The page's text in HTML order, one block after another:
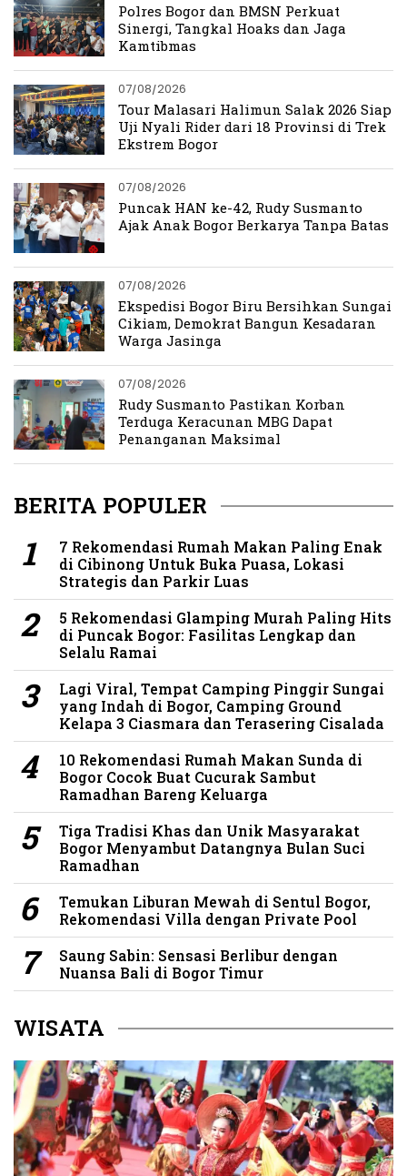
Polres Bogor dan BMSN Perkuat
Sinergi, Tangkal Hoaks dan Jaga
Kamtibmas
07/08/2026
Tour Malasari Halimun Salak 2026 Siap
Uji Nyali Rider dari 18 Provinsi di Trek
Ekstrem Bogor
07/08/2026
Puncak HAN ke-42, Rudy Susmanto
Ajak Anak Bogor Berkarya Tanpa Batas
07/08/2026
Ekspedisi Bogor Biru Bersihkan Sungai
Cikiam, Demokrat Bangun Kesadaran
Warga Jasinga
07/08/2026
Rudy Susmanto Pastikan Korban
Terduga Keracunan MBG Dapat
Penanganan Maksimal
BERITA POPULER
7 Rekomendasi Rumah Makan Paling Enak
di Cibinong Untuk Buka Puasa, Lokasi
Strategis dan Parkir Luas
5 Rekomendasi Glamping Murah Paling Hits
di Puncak Bogor: Fasilitas Lengkap dan
Selalu Ramai
Lagi Viral, Tempat Camping Pinggir Sungai
yang Indah di Bogor, Camping Ground
Kelapa 3 Ciasmara dan Terasering Cisalada
10 Rekomendasi Rumah Makan Sunda di
Bogor Cocok Buat Cucurak Sambut
Ramadhan Bareng Keluarga
Tiga Tradisi Khas dan Unik Masyarakat
Bogor Menyambut Datangnya Bulan Suci
Ramadhan
Temukan Liburan Mewah di Sentul Bogor,
Rekomendasi Villa dengan Private Pool
Saung Sabin: Sensasi Berlibur dengan
Nuansa Bali di Bogor Timur
WISATA